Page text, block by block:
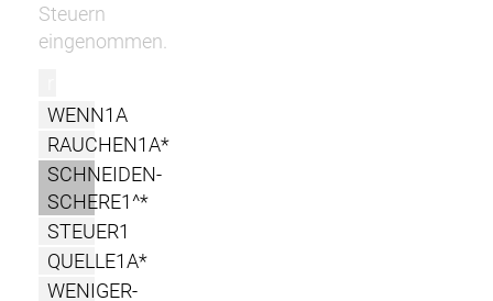
Steuern
eingenommen.
WENN1A
RAUCHEN1A*
SCHNEIDEN-
SCHERE1^*
STEUER1
QUELLE1A*
WENIGER-